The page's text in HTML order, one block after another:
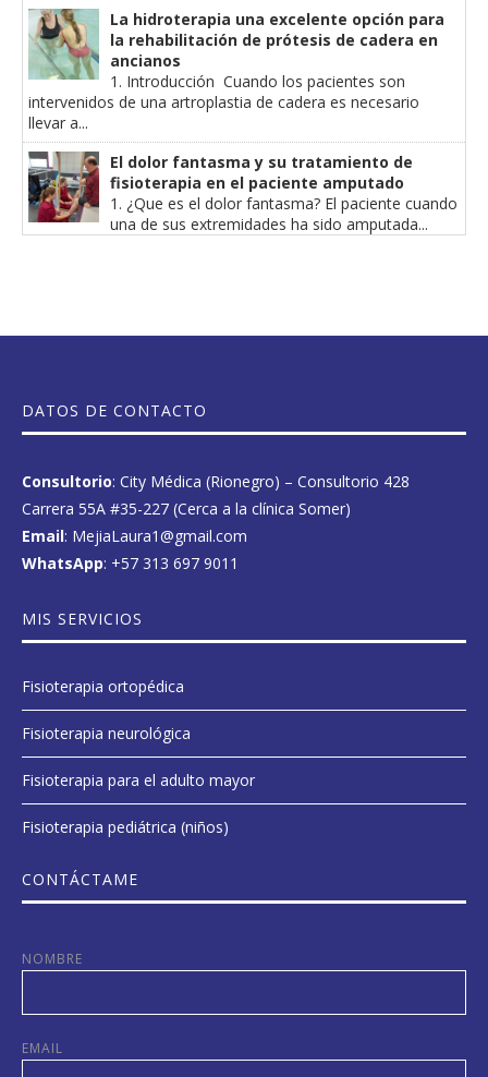
La hidroterapia una excelente opción para
la rehabilitación de prótesis de cadera en
ancianos
1. Introducción Cuando los pacientes son
intervenidos de una artroplastia de cadera es necesario
llevar a...
El dolor fantasma y su tratamiento de
fisioterapia en el paciente amputado
1. ¿Que es el dolor fantasma? El paciente cuando
una de sus extremidades ha sido amputada...
DATOS DE CONTACTO
Consultorio: City Médica (Rionegro) – Consultorio 428
Carrera 55A #35-227 (Cerca a la clínica Somer)
Email: MejiaLaura1@gmail.com
WhatsApp: +57 313 697 9011
MIS SERVICIOS
Fisioterapia ortopédica
Fisioterapia neurológica
Fisioterapia para el adulto mayor
Fisioterapia pediátrica (niños)
CONTÁCTAME
NOMBRE
EMAIL